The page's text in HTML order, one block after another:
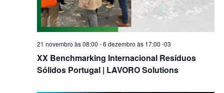
XX Benchmarking Internacional Resíduos
Sólidos Portugal | LAVORO Solutions
21 novembro às 08:00 -6 dezembro às 17:00 -03